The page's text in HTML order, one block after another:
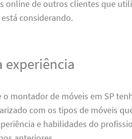
online de outros clientes que
considerando.
experiência
o montador de móveis em SP
com os tipos de móveis
e habilidades do